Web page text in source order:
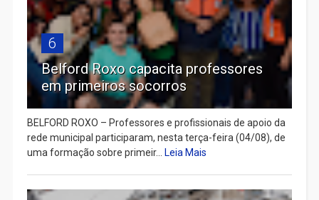
6
Belford Roxo capacita professores
em primeiros socorros
BELFORD ROXO – Professores e profissionais de apoio da
rede municipal participaram, nesta terça-feira (04/08), de
uma formação sobre primeir... Leia Mais